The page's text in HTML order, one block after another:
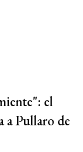
el
a Pullaro de